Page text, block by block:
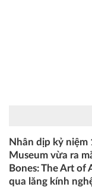
Nhân dịp kỷ niệm
Museum vừa ra
Bones: The Art of
qua lăng kính